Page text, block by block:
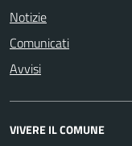
Notizie
Comunicati
Avvisi
VIVERE IL COMUNE